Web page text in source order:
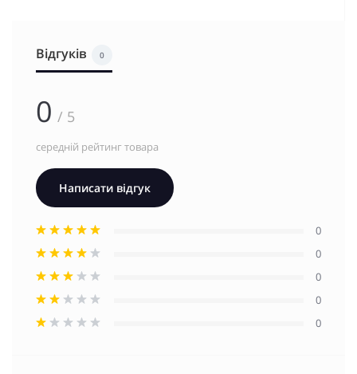
Відгуків 0
0 / 5
середній рейтинг товара
Написати відгук
0
0
0
0
0